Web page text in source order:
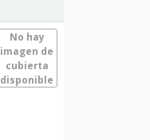
No hay
imagen de
cubierta
disponible